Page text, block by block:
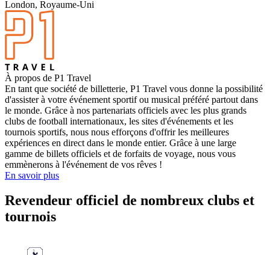
London, Royaume-Uni
À propos de P1 Travel
En tant que société de billetterie, P1 Travel vous donne la possibilité
d'assister à votre événement sportif ou musical préféré partout dans
le monde. Grâce à nos partenariats officiels avec les plus grands
clubs de football internationaux, les sites d'événements et les
tournois sportifs, nous nous efforçons d'offrir les meilleures
expériences en direct dans le monde entier. Grâce à une large
gamme de billets officiels et de forfaits de voyage, nous vous
emmènerons à l'événement de vos rêves !
En savoir plus
Revendeur officiel de nombreux clubs et
tournois